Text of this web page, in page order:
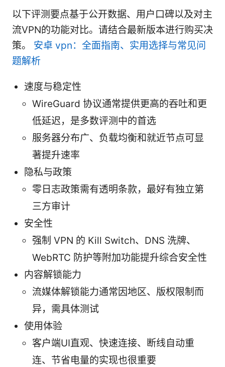
以下评测要点基于公开数据、用户口碑以及对主
流VPN的功能对比。请结合最新版本进行购买决
策。 安卓 vpn：全面指南、实用选择与常见问
题解析
速度与稳定性
WireGuard 协议通常提供更高的吞吐和更
低延迟，是多数评测中的首选
服务器分布广、负载均衡和就近节点可显
著提升速率
隐私与政策
零日志政策需有透明条款，最好有独立第
三方审计
安全性
强制 VPN 的 Kill Switch、DNS 洗牌、
WebRTC 防护等附加功能提升综合安全性
内容解锁能力
流媒体解锁能力通常因地区、版权限制而
异，需具体测试
使用体验
客户端UI直观、快速连接、断线自动重
连、节省电量的实现也很重要